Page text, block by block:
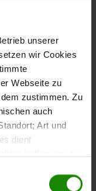
unserer
wir Cookies
Webseite zu
zustimmen. Zu
auch
Art und
dient
und sie
setzen.
Linien, reduzierte
mit feinen
Optik mit